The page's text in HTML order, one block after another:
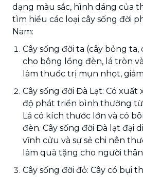
dạng màu sắc, hình dáng của
tìm hiểu các loại cây sống đời
Nam:
Cây sống đời ta (cây bỏng ta,
cho bông lồng đèn, lá tròn
làm thuốc trị mụn nhọt, giảm
Cây sống đời Đà Lạt: Có
độ phát triển bình thường từ
Lá có kích thước lớn và có
đèn. Cây sống đời Đà lạt đại
vĩnh cửu và sự sẻ chi nên
làm quà tặng cho người
Cây sống đời đỏ: Cây có bụi